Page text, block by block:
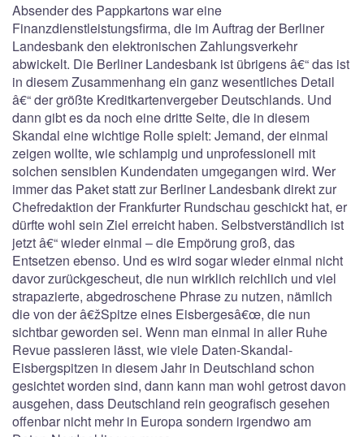
Absender des Pappkartons war eine
Finanzdienstleistungsfirma, die im Auftrag der Berliner
Landesbank den elektronischen Zahlungsverkehr
abwickelt. Die Berliner Landesbank ist übrigens â€“ das ist
in diesem Zusammenhang ein ganz wesentliches Detail
â€“ der größte Kreditkartenvergeber Deutschlands. Und
dann gibt es da noch eine dritte Seite, die in diesem
Skandal eine wichtige Rolle spielt: Jemand, der einmal
zeigen wollte, wie schlampig und unprofessionell mit
solchen sensiblen Kundendaten umgegangen wird. Wer
immer das Paket statt zur Berliner Landesbank direkt zur
Chefredaktion der Frankfurter Rundschau geschickt hat, er
dürfte wohl sein Ziel erreicht haben. Selbstverständlich ist
jetzt â€“ wieder einmal – die Empörung groß, das
Entsetzen ebenso. Und es wird sogar wieder einmal nicht
davor zurückgescheut, die nun wirklich reichlich und viel
strapazierte, abgedroschene Phrase zu nutzen, nämlich
die von der â€žSpitze eines Eisbergesâ€œ, die nun
sichtbar geworden sei. Wenn man einmal in aller Ruhe
Revue passieren lässt, wie viele Daten-Skandal-
Eisbergspitzen in diesem Jahr in Deutschland schon
gesichtet worden sind, dann kann man wohl getrost davon
ausgehen, dass Deutschland rein geografisch gesehen
offenbar nicht mehr in Europa sondern irgendwo am